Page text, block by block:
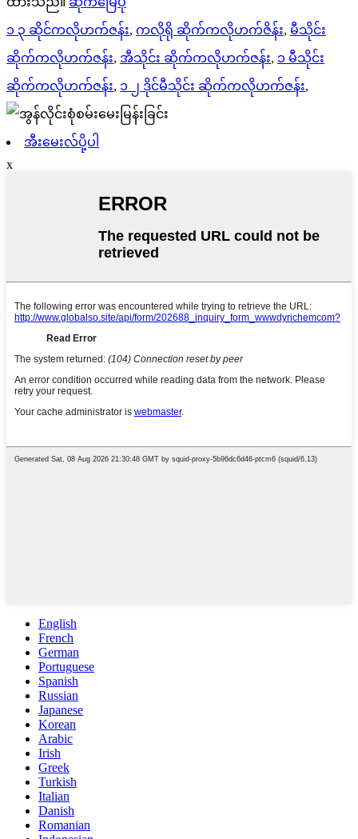
၁ ၃ ဆိုင်ကလိုဟက်ဇန်း, ကလိုရို ဆိုက်ကလိုဟက်ဇိန်း, မီသိုင်း
ဆိုက်ကလိုဟက်ဇန်း, အီသိုင်း ဆိုက်ကလိုဟက်ဇန်း, ၁ မီသိုင်း
ဆိုက်ကလိုဟက်ဇန်း, ၁ ၂ ဒိုင်မီသိုင်း ဆိုက်ကလိုဟက်ဇန်း,
အီးမေးလ်ပို့ပါ
x
English
French
German
Portuguese
Spanish
Russian
Japanese
Korean
Arabic
Irish
Greek
Turkish
Italian
Danish
Romanian